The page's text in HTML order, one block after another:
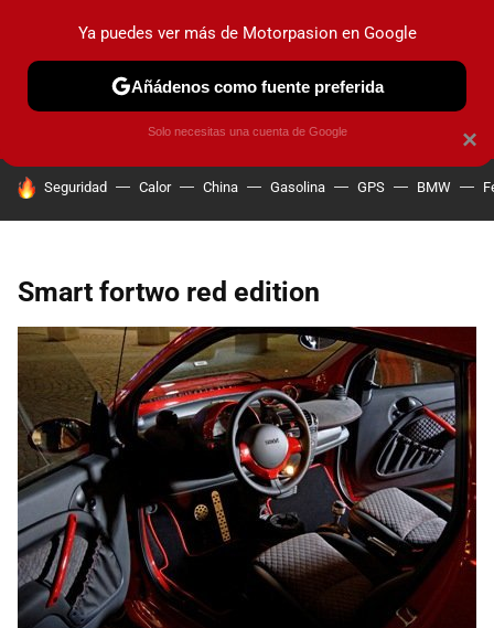
PRUEBAS COCHES ELÉCTRICOS OBSERVATORIO
HOY SE HABLA DE
Seguridad Calor China Gasolina GPS BMW
Smart fortwo red edition
×
Ya puedes ver más de Motorpasion en Google
Añádenos como fuente preferida
Solo necesitas una cuenta de Google